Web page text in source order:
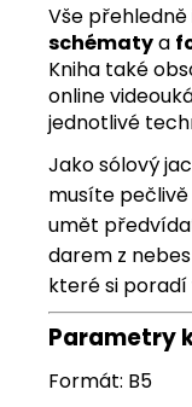
Vše
schématya
Kniha také
online
jednotlivé
Jako sólový
musíte
umět
darem z
které si poradí
Parametry
Formát: B5